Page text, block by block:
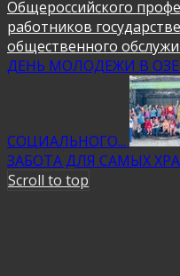
Общероссийского
работников
общественного
ДЕНЬ МОЛОДЕЖИ В
СОЦИАЛЬНОГО...
ЗАБОТА ДЛЯ САМЫХ
Scroll to top